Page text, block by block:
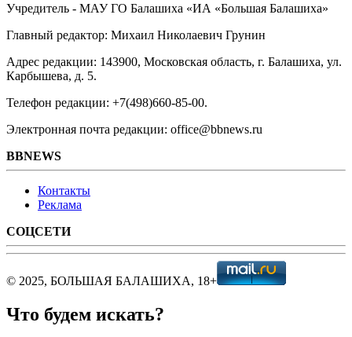
Учредитель - МАУ ГО Балашиха «ИА «Большая Балашиха»
Главный редактор: Михаил Николаевич Грунин
Адрес редакции: 143900, Московская область, г. Балашиха, ул.
Карбышева, д. 5.
Телефон редакции: +7(498)660-85-00.
Электронная почта редакции: office@bbnews.ru
BBNEWS
Контакты
Реклама
СОЦСЕТИ
© 2025, БОЛЬШАЯ БАЛАШИХА, 18+
Что будем искать?